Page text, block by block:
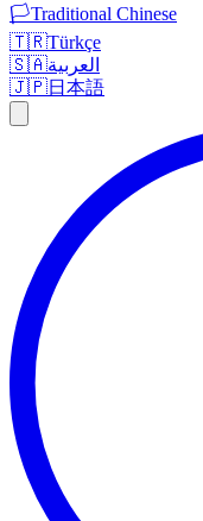
🏳️Traditional Chinese
🇹🇷Türkçe
🇸🇦العربية
🇯🇵日本語